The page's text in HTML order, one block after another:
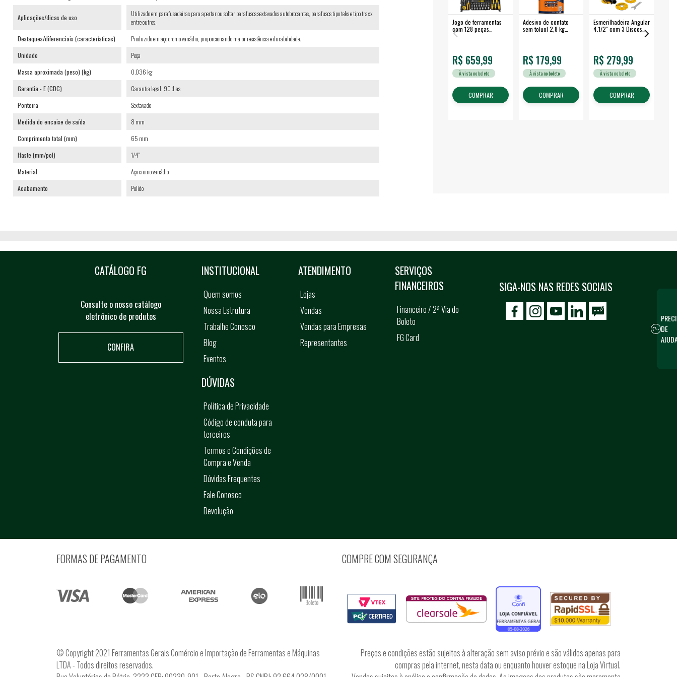
Jogo de ferramentas
com 128 peças
embalagem fechada -
R$ 659,99
À vista no boleto
COMPRAR
Adesivo de contato
sem toluol 2,8 kg
R$ 179,99
À vista no boleto
COMPRAR
Esmerilhadeira Angular
4.1/2" com 3 Discos
R$ 279,99
À vista no boleto
COMPRAR
Aplicações/dicas de uso
Utilizado em parafusadeiras para apertar ou soltar parafusos sextavados autobrocantes, parafusos tipo teks e tipo traxx
entre outros.
Destaques/diferenciais (características)
Produzido em aço cromo vanádio, proporcionando maior resistência e durabilidade.
Unidade
Peça
Massa aproximada (peso) (kg)
0.036 kg
Garantia - E (CDC)
Garantia legal: 90 dias
Ponteira
Sextavado
Medida do encaixe de saída
8 mm
Comprimento total (mm)
65 mm
Haste (mm/pol)
1/4"
Material
Aço cromo vanádio
Acabamento
Polido
CATÁLOGO FG
Consulte o nosso catálogo
eletrônico de produtos
CONFIRA
SIGA-NOS NAS REDES SOCIAIS
icon-facebook
icon-social02icon-social03
INSTITUCIONAL
Quem somos
Nossa Estrutura
Trabalhe Conosco
Blog
Eventos
ATENDIMENTO
Lojas
Vendas
Vendas para Empresas
Representantes
SERVIÇOS
FINANCEIROS
Financeiro / 2ª Via do
Boleto
FG Card
DÚVIDAS
Política de Privacidade
Código de conduta para
terceiros
Termos e Condições de
Compra e Venda
Dúvidas Frequentes
Fale Conosco
Devolução
FORMAS DE PAGAMENTO COMPRE COM SEGURANÇA
© Copyright 2021 Ferramentas Gerais Comércio e Importação de Ferramentas e Máquinas
LTDA - Todos direitos reservados.
Preços e condições estão sujeitos à alteração sem aviso prévio e são válidos apenas para
compras pela internet, nesta data ou enquanto houver estoque na Loja Virtual.
DE